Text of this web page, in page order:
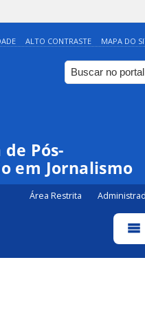
Comunica
Participe
ALTO CONTRASTE MAPA DO
Pós-
em Jornalismo
Área Restrita